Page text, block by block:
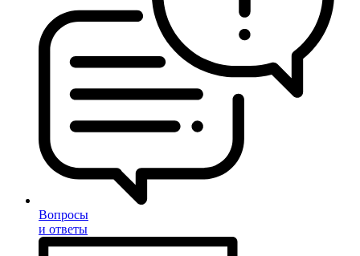
Вопросы
и ответы